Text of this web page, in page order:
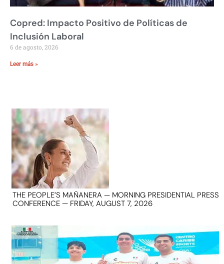
Copred: Impacto Positivo de Políticas de
Inclusión Laboral
6 de agosto, 2026
Leer más »
THE PEOPLE’S MAÑANERA — MORNING PRESIDENTIAL PRESS
CONFERENCE — FRIDAY, AUGUST 7, 2026